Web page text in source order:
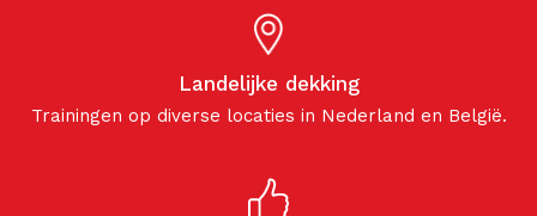
Landelijke dekking
Trainingen op diverse locaties in Nederland en België.